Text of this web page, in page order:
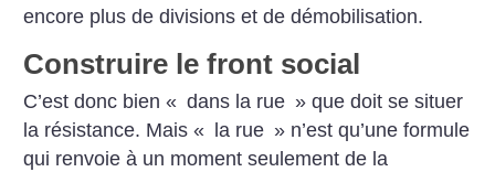
encore plus de divisions et de démobilisation.
Construire le front social
C’est donc bien « dans la rue » que doit se situer
la résistance. Mais «
la rue » n’est qu’une formule
qui renvoie à un moment seulement de la